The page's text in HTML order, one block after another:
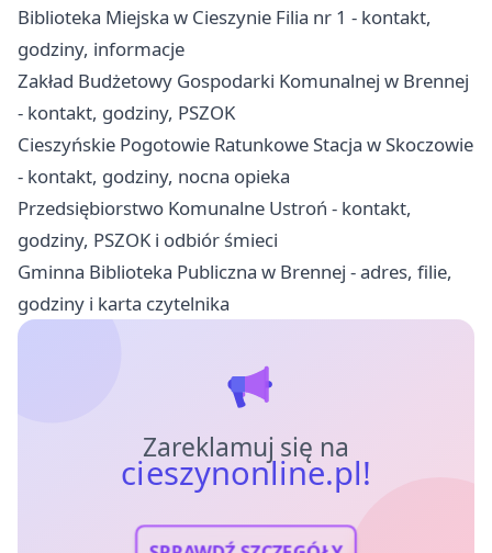
Biblioteka Miejska w Cieszynie Filia nr 1 - kontakt,
godziny, informacje
Zakład Budżetowy Gospodarki Komunalnej w Brennej
- kontakt, godziny, PSZOK
Cieszyńskie Pogotowie Ratunkowe Stacja w Skoczowie
- kontakt, godziny, nocna opieka
Przedsiębiorstwo Komunalne Ustroń - kontakt,
godziny, PSZOK i odbiór śmieci
Gminna Biblioteka Publiczna w Brennej - adres, filie,
godziny i karta czytelnika
Zareklamuj się na
cieszynonline.pl!